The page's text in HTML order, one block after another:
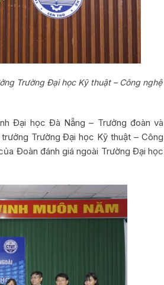
Trường Đại học Kỹ thuật – Công nghệ
Đại học Đà Nẵng – Trưởng đoàn và
Trường Đại học Kỹ thuật – Công
Đoàn đánh giá ngoài Trường Đại học